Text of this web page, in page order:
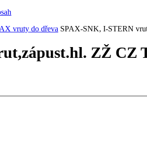
vruty do dřeva SPAX-SNK, I-STERN
ZŽ CZ